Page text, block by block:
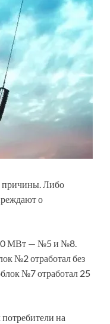
причины. Либо
о
МВт — №5 и №8.
№2 отработал без
№7 отработал 25
на